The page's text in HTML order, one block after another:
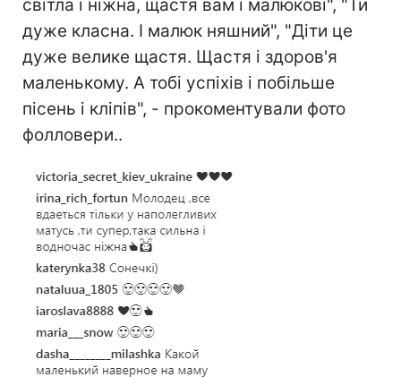
світла і ніжна, щастя вам і малюкові", "Ти
дуже класна. І малюк няшний", "Діти це
дуже велике щастя. Щастя і здоров'я
маленькому. А тобі успіхів і побільше
пісень і кліпів", - прокоментували фото
фолловери..